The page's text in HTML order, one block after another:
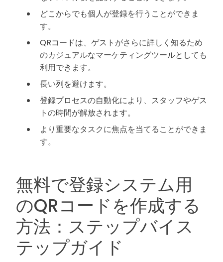
どこからでも個人が登録を行うことができま
す。
QRコードは、ゲストがさらに詳しく知るため
のカジュアルなマーケティングツールとしても
利用できます。
長い列を避けます。
登録プロセスの自動化により、スタッフやゲス
トの時間が解放されます。
より重要なタスクに焦点を当てることができま
す。
無料で登録システム用
のQRコードを作成する
方法：ステップバイス
テップガイド